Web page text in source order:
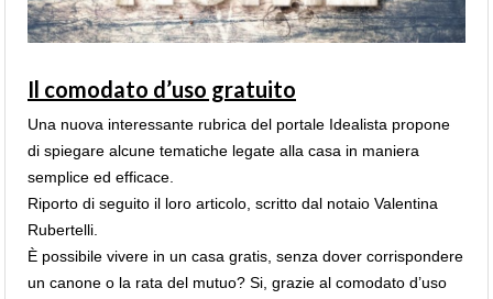
Il comodato d’uso gratuito
Una nuova interessante rubrica del portale Idealista propone
di spiegare alcune tematiche legate alla casa in maniera
semplice ed efficace.
Riporto di seguito il loro articolo, scritto dal notaio Valentina
Rubertelli.
È possibile vivere in un casa gratis, senza dover corrispondere
un canone o la rata del mutuo? Si, grazie al comodato d’uso